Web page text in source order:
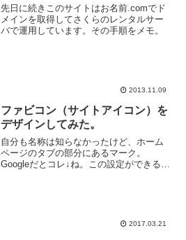
先日に続きこのサイトはお名前.comでド
メインを取得してさくらのレンタルサー
バで運用しています。その手順をメモ。
2013.11.09
ファビコン（サイトアイコン）を
デザインしてみた。
自分も名称は知らなかったけど、ホーム
ページのタブの部分にあるマーク。
Googleだとコレ↓ね。この設定ができるよ
2017.03.21